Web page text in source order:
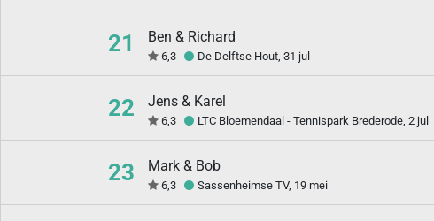
21 Ben & Richard
6,3 De Delftse Hout, 31 jul
22 Jens & Karel
6,3 LTC Bloemendaal - Tennispark Brederode, 2 jul
23 Mark & Bob
6,3 Sassenheimse TV, 19 mei